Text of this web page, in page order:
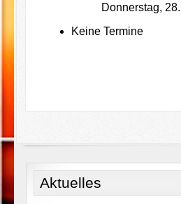
Donnerstag,
Keine Termine
Aktuelles